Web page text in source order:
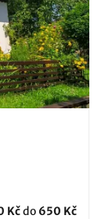
Kčdo 650 Kč